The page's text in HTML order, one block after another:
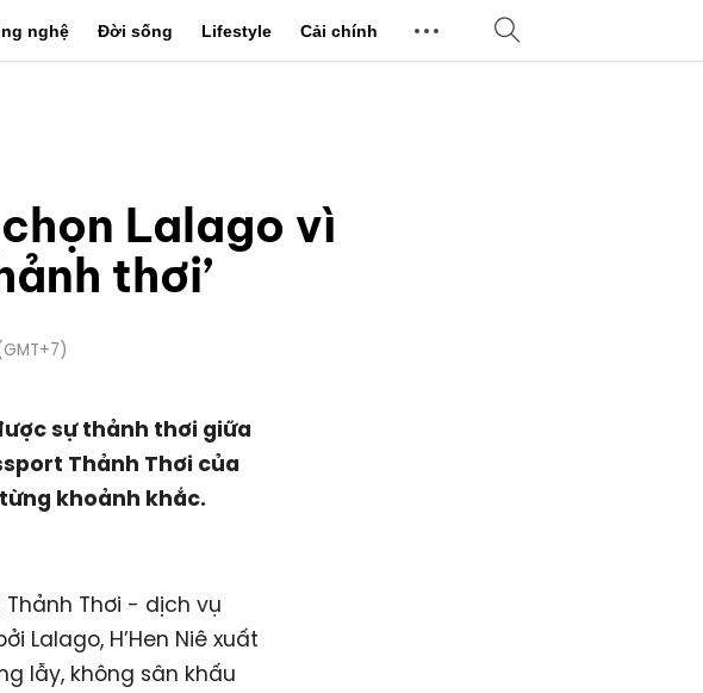
nghệ Đời sống Lifestyle Cải chính
chọn Lalago vì
thơi’
sự thảnh thơi giữa
Thảnh Thơi của
khoảnh khắc.
Thơi - dịch vụ
Lalago, H’Hen Niê xuất
lẫy, không sân khấu